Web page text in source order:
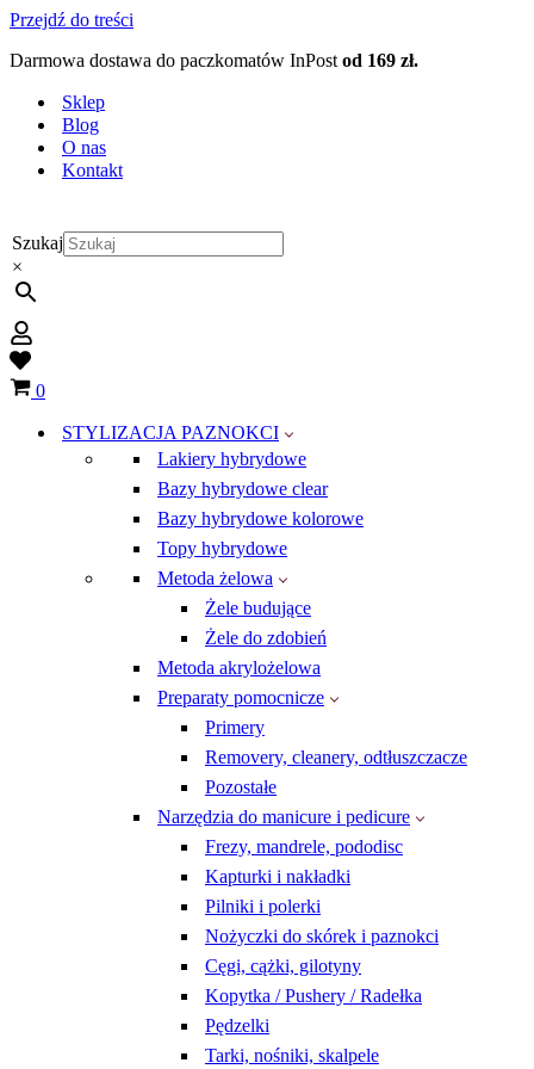
Przejdź do treści
Darmowa dostawa do paczkomatów InPost od 169 zł.
Sklep
Blog
O nas
Kontakt
Szukaj
×
Wish
listKoszyk
0
STYLIZACJA PAZNOKCI
Lakiery hybrydowe
Bazy hybrydowe clear
Bazy hybrydowe kolorowe
Topy hybrydowe
Metoda żelowa
Żele budujące
Żele do zdobień
Metoda akrylożelowa
Preparaty pomocnicze
Primery
Removery, cleanery, odtłuszczacze
Pozostałe
Narzędzia do manicure i pedicure
Frezy, mandrele, pododisc
Kapturki i nakładki
Pilniki i polerki
Nożyczki do skórek i paznokci
Cęgi, cążki, gilotyny
Kopytka / Pushery / Radełka
Pędzelki
Tarki, nośniki, skalpele